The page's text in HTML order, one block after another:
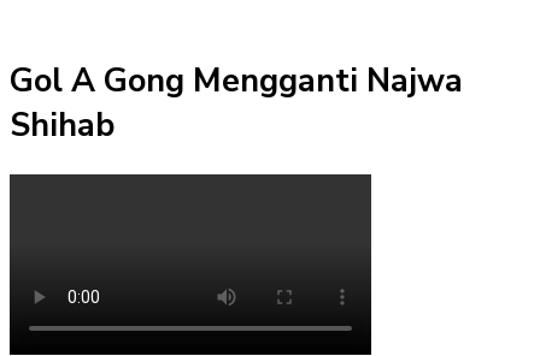
Gol A Gong Mengganti Najwa
Shihab